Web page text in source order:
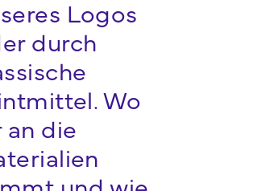
Logos
durch
Wo
an die